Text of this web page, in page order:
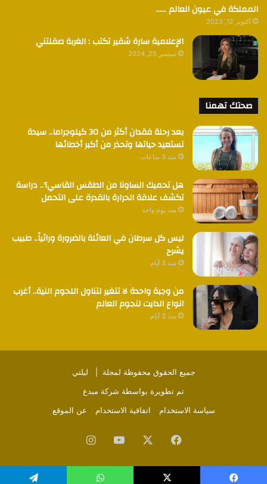
المملكة في عيون العالم ……
أكتوبر 12, 2023
الإعلامية سارة شقير تكتب : الغربة صقلتني
سبتمبر 25, 2024
صحتك تهمنا
بعد رحلة فقدان أكثر من 30 كيلوجراما.. سيدة
تستعيد حياتها وتحذر من أكبر أخطائها
منذ 3 ساعات
هل تحميك الساونا من الطقس القاسي؟.. دراسة
تكشف علاقة الحرارة بالقدرة على التحمل
منذ يوم واحد
ليس كل سرطان في العائلة بالضرورة وراثياً.. طبيب
يشرح
منذ 3 أيام
من وجبة واحدة لا تتغير لتناول اللحوم النية.. أغرب
انواع الدايت لنجوم العالم
منذ 3 أيام
جميع الحقوق محفوظة لمجلة | ليلتي
تم تطويرة بواسطة شركة مبدع
سياسة الاستخدام
اتفاقية الاستخدام عن الموقع
فيسبوك ‫YouTubeانستقرام